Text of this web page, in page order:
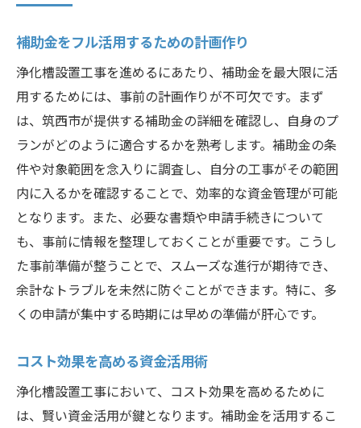
補助金をフル活用するための計画作り
浄化槽設置工事を進めるにあたり、補助金を最大限に活
用するためには、事前の計画作りが不可欠です。まず
は、筑西市が提供する補助金の詳細を確認し、自身のプ
ランがどのように適合するかを熟考します。補助金の条
件や対象範囲を念入りに調査し、自分の工事がその範囲
内に入るかを確認することで、効率的な資金管理が可能
となります。また、必要な書類や申請手続きについて
も、事前に情報を整理しておくことが重要です。こうし
た事前準備が整うことで、スムーズな進行が期待でき、
余計なトラブルを未然に防ぐことができます。特に、多
くの申請が集中する時期には早めの準備が肝心です。
コスト効果を高める資金活用術
浄化槽設置工事において、コスト効果を高めるために
は、賢い資金活用が鍵となります。補助金を活用するこ